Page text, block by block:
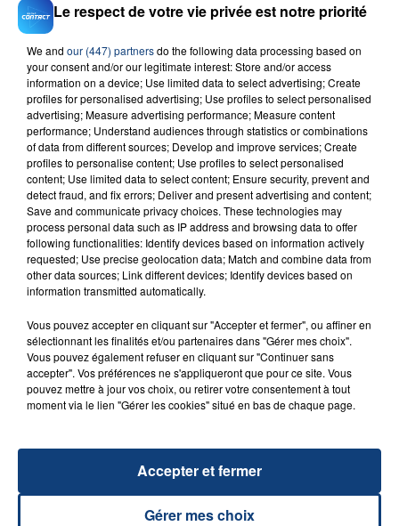
23 juillet 2026
INCENDIE MORTEL À LENS : UNE FEMME ET
SON BÉBÉ ENTRE LA VIE ET LA...
Un homme s'est immolé par le feu après avoir
aspergé sa compagne et leur bébé de trois mois
d'un liquide inflammable.
20 juillet 2026
UNE ADOLESCENTE DEVANT SE FAIRE
La famille a porté plainte contre la clinique qui a
reconnu sa responsabilité et présenté ses
TITRES DIFFUSÉS
Le respect de votre vie privée est notre priorité
We and our (447) partnersdo the following data processing based on
your consent and/or our legitimate interest: Store and/or access
information on a device; Use limited data to select advertising; Create
profiles for personalised advertising; Use profiles to select personalised
advertising; Measure advertising performance; Measure content
performance; Understand audiences through statistics or combinations
of data from different sources; Develop and improve services; Create
profiles to personalise content; Use profiles to select personalised
content; Use limited data to select content; Ensure security, prevent and
detect fraud, and fix errors; Deliver and present advertising and content;
Save and communicate privacy choices. These technologies may
process personal data such as IP address and browsing data to offer
following functionalities: Identify devices based on information actively
requested; Use precise geolocation data; Match and combine data from
other data sources; Link different devices; Identify devices based on
information transmitted automatically.
Vous pouvez accepter en cliquant sur "Accepter et fermer", ou affiner en
sélectionnant les finalités et/ou partenaires dans "Gérer mes choix".
Vous pouvez également refuser en cliquant sur "Continuer sans
accepter". Vos préférences ne s'appliqueront que pour ce site. Vous
pouvez mettre à jour vos choix, ou retirer votre consentement à tout
moment via le lien "Gérer les cookies" situé en bas de chaque page.
Gérer mes choix
Accepter et fermer